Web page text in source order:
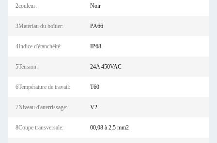
2couleur: Noir
3Matériau du boîtier: PA66
4Indice d'étanchéité: IP68
5Tension: 24A 450VAC
6Température de travail: T60
7Niveau d'atterrissage: V2
8Coupe transversale: 00,08 à 2,5 mm2